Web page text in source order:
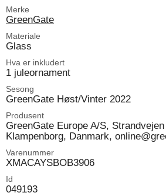
Merke
GreenGate
Materiale
Glass
Hva er inkludert
1 juleornament
Sesong
GreenGate Høst/Vinter 2022
Produsent
GreenGate Europe A/S,
Klampenborg, Danmark,
Varenummer
XMACAYSBOB3906
Id
049193